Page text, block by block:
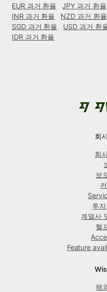
EUR 과거 환율
JPY 과거 환율
INR 과거 환율
NZD 과거 환율
SGD 과거 환율
USD 과거 환
IDR 과거 환율
회
회
보
투
계열사
헬
Feature
해